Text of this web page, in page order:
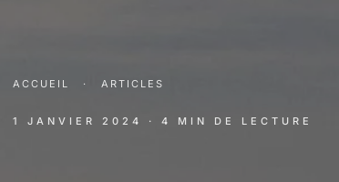
ACCUEIL · ARTICLES
1 JANVIER 2024 · 4 MIN DE LECTURE